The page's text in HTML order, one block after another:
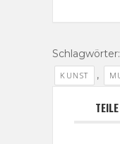
Schlagwörter:
KUNST ,